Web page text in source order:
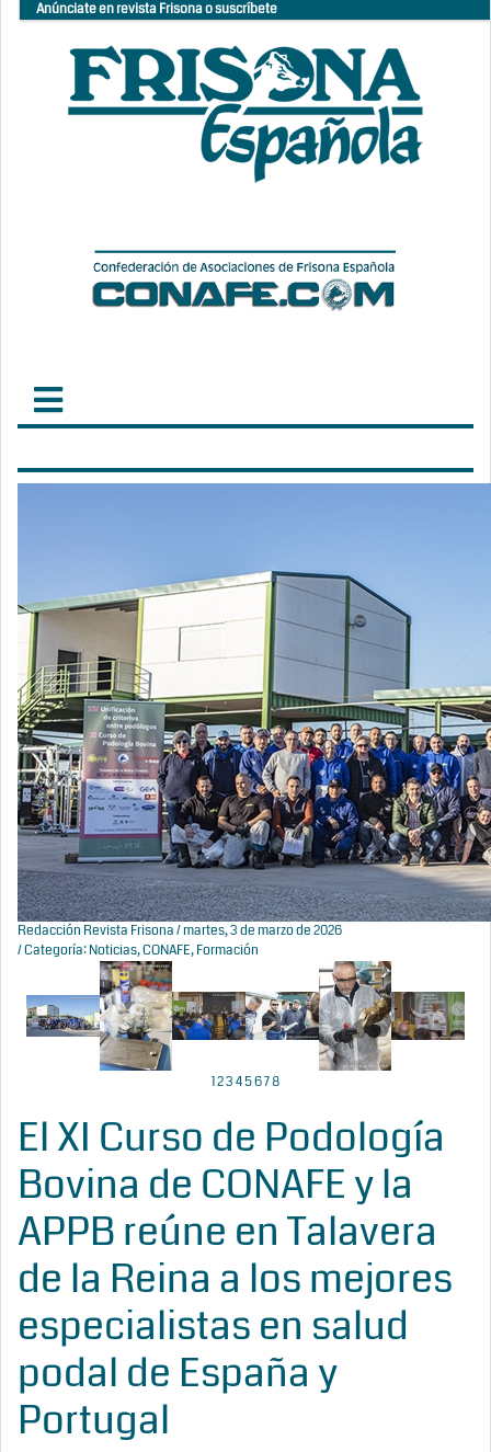
Anúnciate en revista Frisona o suscríbete
Redacción Revista Frisona/ martes, 3 de marzo de 2026
/ Categoría:Noticias,CONAFE,Formación
12345678
El XI Curso de Podología
Bovina de CONAFE y la
APPB reúne en Talavera
de la Reina a los mejores
especialistas en salud
podal de España y
Portugal